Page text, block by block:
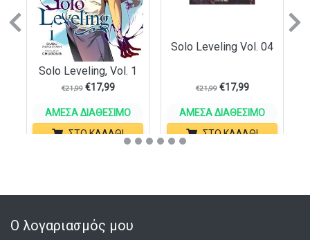
Solo Leveling, Vol. 1
€21,99 €17,99
ΆΜΕΣΑ ΔΙΑΘΈΣΙΜΟ
ΣΤΟ ΚΑΛΆΘΙ
Solo Leveling Vol. 04
€21,99 €17,99
ΆΜΕΣΑ ΔΙΑΘΈΣΙΜΟ
ΣΤΟ ΚΑΛΆΘΙ
Previous
Ο λογαριασμός μου